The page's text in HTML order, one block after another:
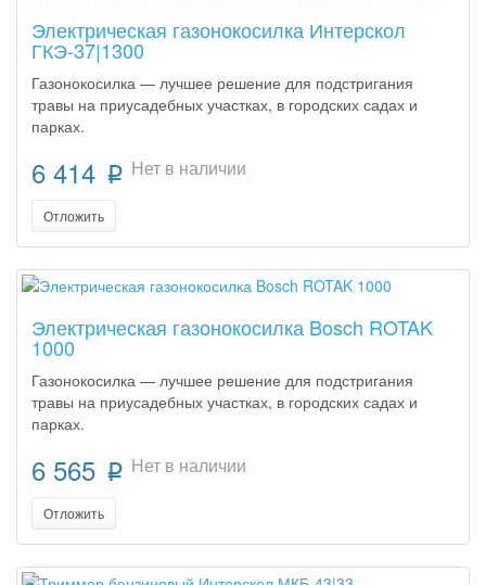
Электрическая газонокосилка Интерскол
ГКЭ-37|1300
Газонокосилка — лучшее решение для подстригания
травы на приусадебных участках, в городских садах и
парках.
6 414 p Нет в наличии
Отложить
Электрическая газонокосилка Bosch ROTAK
1000
Газонокосилка — лучшее решение для подстригания
травы на приусадебных участках, в городских садах и
парках.
6 565 p Нет в наличии
Отложить